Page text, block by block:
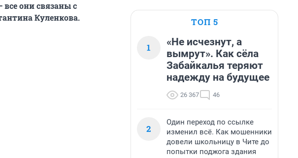
они связаны с
Куленкова.
ТОП 5
1
«Не исчезнут, а
вымрут». Как сёла
Забайкалья теряют
надежду на будущее
26 367 46
2
Один переход по ссылке
изменил всё. Как мошенники
довели школьницу в Чите до
попытки поджога здания